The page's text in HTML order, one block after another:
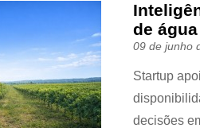
de
09 de junho
Startup
decisões